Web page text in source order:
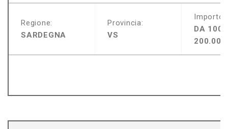
Regione:
SARDEGNA
Provincia:
VS
Importo:
DA
200.000